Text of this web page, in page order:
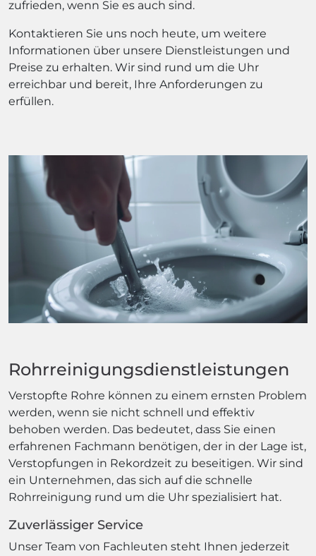
zufrieden, wenn Sie es auch sind.
Kontaktieren Sie uns noch heute, um weitere
Informationen über unsere Dienstleistungen und
Preise zu erhalten. Wir sind rund um die Uhr
erreichbar und bereit, Ihre Anforderungen zu
erfüllen.
Rohrreinigungsdienstleistungen
Verstopfte Rohre können zu einem ernsten Problem
werden, wenn sie nicht schnell und effektiv
behoben werden. Das bedeutet, dass Sie einen
erfahrenen Fachmann benötigen, der in der Lage ist,
Verstopfungen in Rekordzeit zu beseitigen. Wir sind
ein Unternehmen, das sich auf die schnelle
Rohrreinigung rund um die Uhr spezialisiert hat.
Zuverlässiger Service
Unser Team von Fachleuten steht Ihnen jederzeit